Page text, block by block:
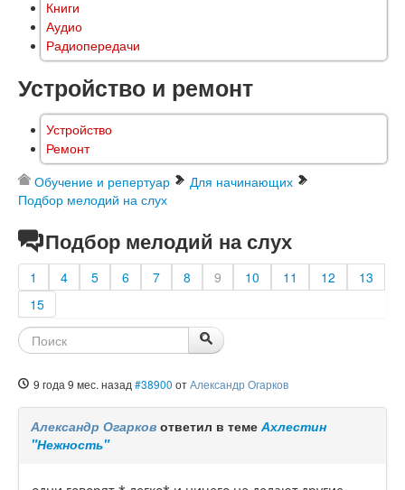
Книги
Аудио
Радиопередачи
Устройство и ремонт
Устройство
Ремонт
Обучение и репертуар
Для начинающих
Подбор мелодий на слух
Подбор мелодий на слух
1 4 5 6 7 8 9 10 11 12
13
15
9 года 9 мес. назад #38900 отАлександр Огарков
Александр Огарков ответил в теме Ахлестин
"Нежность"